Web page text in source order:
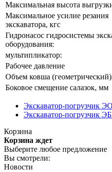
Максимальная высота
Максимальное усилие резания
экскаватора, кгс
Гидронасос гидросистемы
оборудования:
мультипликатор:
Рабочее давление
Объем ковша
Боковое смещение салазок, мм
Экскаватор-погрузчик
Экскаватор-погрузчик
Корзина
Корзина ждет
Выберите любое предложение
Вы смотрели:
Новости